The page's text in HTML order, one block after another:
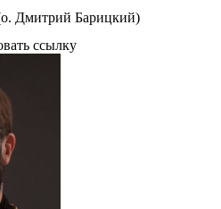
Дмитрий Барицкий)